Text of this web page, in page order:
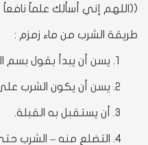
((اللهم إني أسألك علماً
طريقة الشرب من ماء زمزم :
يسن أن يبدأ بقول بسم
يسن أن يكون الشرب
أن يستقبل به القبلة.
التضلع منه – الشرب